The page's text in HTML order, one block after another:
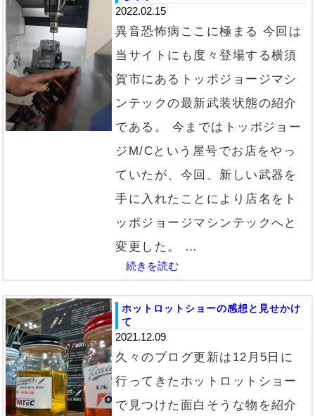
2022.02.15
異音恐怖病ここに極まる 今回は
当サイトにも度々登場する横須
賀市にあるトッポジョージマシ
ンテックの最新武装状態の紹介
である。 今まではトッポジョー
ジM/Cという屋号でお店をやっ
ていたが、今回、新しい武器を
手に入れたことにより店名をト
ッポジョージマシンテックへと
変更した。 …
続きを読む
ホットロットショーの感想と見せかけ
て
2021.12.09
久々のブログ更新は12月5日に
行ってきたホットロットショー
で見つけた面白そうな物を紹介